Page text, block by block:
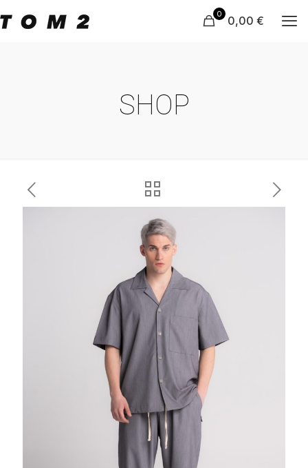
0 0,00 €
SHOP